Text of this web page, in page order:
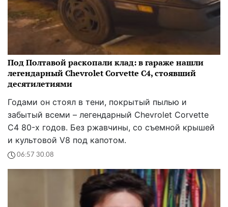
Под Полтавой раскопали клад: в гараже нашли
легендарный Chevrolet Corvette C4, стоявший
десятилетиями
Годами он стоял в тени, покрытый пылью и
забытый всеми – легендарный Chevrolet Corvette
C4 80-х годов. Без ржавчины, со съемной крышей
и культовой V8 под капотом.
06:57 30.08